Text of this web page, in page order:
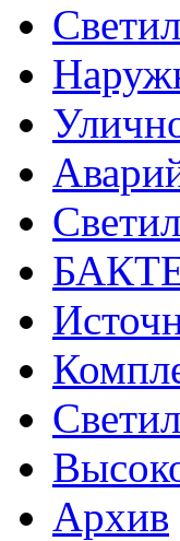
Архив